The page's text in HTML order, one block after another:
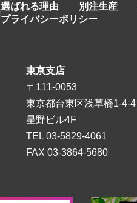
選ばれる理由 別注生産
プライバシーポリシー
東京支店
〒111-0053
東京都台東区浅草橋1-4-4
星野ビル4F
TEL 03-5829-4061
FAX 03-3864-5680